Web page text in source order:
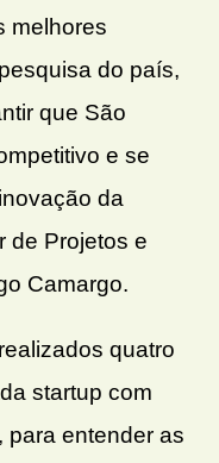
melhores
do país,
que São
e se
da
de Projetos e
Camargo.
quatro
startup com
para entender as